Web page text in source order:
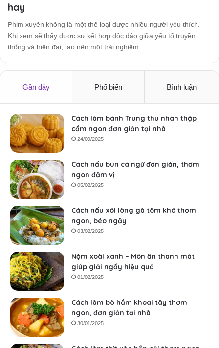
hay
Phim xuyên không là một thể loại được nhiều người yêu thích.
Khi xem sẽ thấy được sự kết hợp độc đáo giữa yếu tố truyền
thống và hiện đại, tạo nên một trải nghiệm…
Gần đây Phổ biến Bình luận
Cách làm bánh Trung thu nhân thập
cẩm ngon đơn giản tại nhà
24/09/2025
Cách nấu bún cá ngừ đơn giản, thơm
ngon đậm vị
05/02/2025
Cách nấu xôi lòng gà tôm khô thơm
ngon, béo ngậy
03/02/2025
Nộm xoài xanh – Món ăn thanh mát
giúp giải ngấy hiệu quả
01/02/2025
Cách làm bò hầm khoai tây thơm
ngon, đơn giản tại nhà
30/01/2025